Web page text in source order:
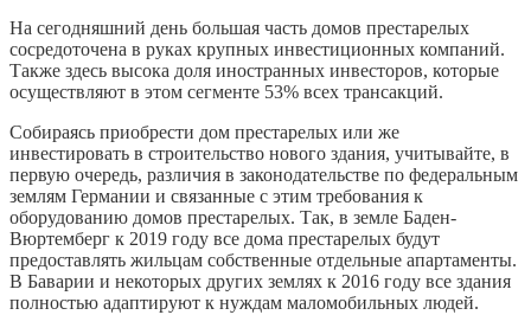
На сегодняшний день большая часть домов престарелых
сосредоточена в руках крупных инвестиционных компаний.
Также здесь высока доля иностранных инвесторов, которые
осуществляют в этом сегменте 53% всех трансакций.
Собираясь приобрести дом престарелых или же
инвестировать в строительство нового здания, учитывайте, в
первую очередь, различия в законодательстве по федеральным
землям Германии и связанные с этим требования к
оборудованию домов престарелых. Так, в земле Баден-
Вюртемберг к 2019 году все дома престарелых будут
предоставлять жильцам собственные отдельные апартаменты.
В Баварии и некоторых других землях к 2016 году все здания
полностью адаптируют к нуждам маломобильных людей.